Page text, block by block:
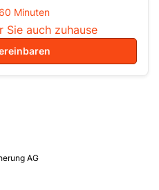
60 Minuten
Sie auch zuhause
AG